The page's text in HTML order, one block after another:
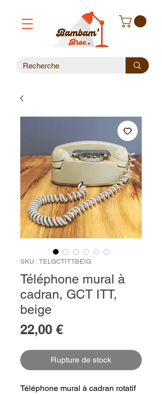
SKU : TELGCTITTBEIG
Téléphone mural à
cadran, GCT ITT,
beige
22,00 €Prix
Rupture de stock
Téléphone mural à cadran rotatif